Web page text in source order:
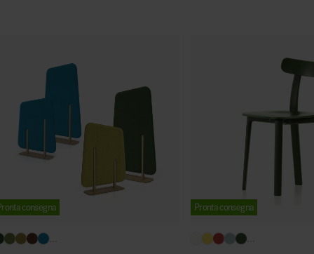
consegna Pronta consegna